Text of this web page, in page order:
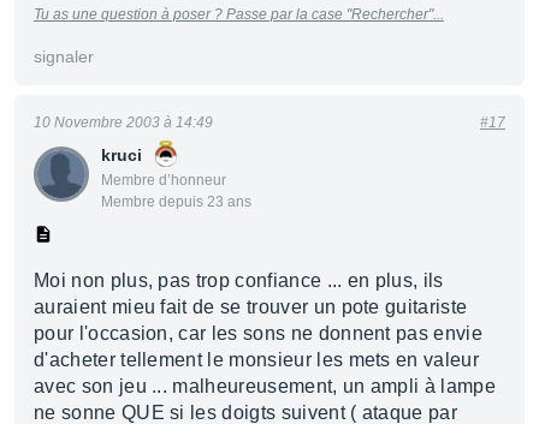
Tu as une question à poser ? Passe par la case "Rechercher"...
signaler
kruci
Membre d’honneur
Membre depuis 23 ans
10 Novembre 2003 à 14:49 #17
Moi non plus, pas trop confiance ... en plus, ils
auraient mieu fait de se trouver un pote guitariste
pour l'occasion, car les sons ne donnent pas envie
d'acheter tellement le monsieur les mets en valeur
avec son jeu ... malheureusement, un ampli à lampe
ne sonne QUE si les doigts suivent ( ataque par